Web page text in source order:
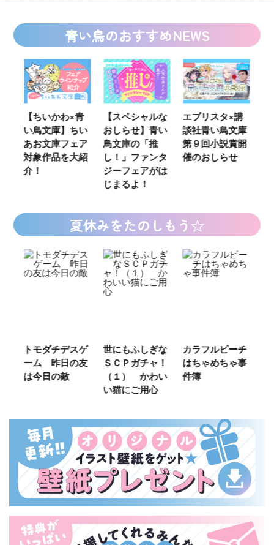
青い鳥のおすすめNEWS
【ちいかわ×青
い鳥文庫】ちい
あお文庫フェア
対象作品を大紹
介！
【スペシャルな
おしらせ】青い
鳥文庫の「推
し！」ファンタ
ジーフェアがは
じまるよ！
エブリスタ×講
談社青い鳥文庫
第９回小説賞開
催のおしらせ
夏休みをたのしもう☆
トモダチデスゲ
ーム 昨日の友
は今日の敵
世にもふしぎな
ＳＣＰガチャ！
（１） かわい
い猫にご用心
カラフルピーチ
はちゃめちゃ事
件簿